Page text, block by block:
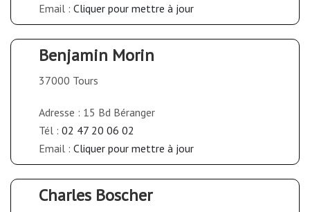
Email : Cliquer pour mettre à jour
Benjamin Morin
37000 Tours
Adresse : 15 Bd Béranger
Tél : 02 47 20 06 02
Email : Cliquer pour mettre à jour
Charles Boscher